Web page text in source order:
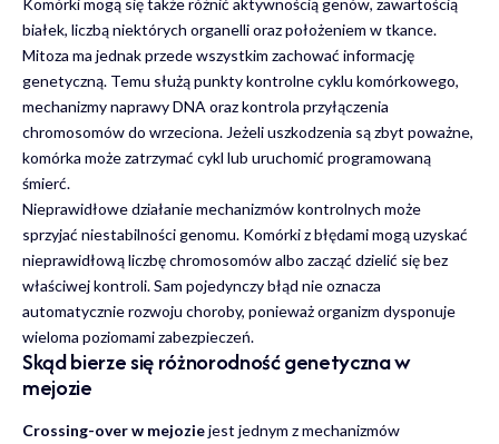
Komórki mogą się także różnić aktywnością genów, zawartością
białek, liczbą niektórych organelli oraz położeniem w tkance.
Mitoza ma jednak przede wszystkim zachować informację
genetyczną. Temu służą punkty kontrolne cyklu komórkowego,
mechanizmy naprawy DNA oraz kontrola przyłączenia
chromosomów do wrzeciona. Jeżeli uszkodzenia są zbyt poważne,
komórka może zatrzymać cykl lub uruchomić programowaną
śmierć.
Nieprawidłowe działanie mechanizmów kontrolnych może
sprzyjać niestabilności genomu. Komórki z błędami mogą uzyskać
nieprawidłową liczbę chromosomów albo zacząć dzielić się bez
właściwej kontroli. Sam pojedynczy błąd nie oznacza
automatycznie rozwoju choroby, ponieważ organizm dysponuje
wieloma poziomami zabezpieczeń.
Skąd bierze się różnorodność genetyczna w
mejozie
Crossing-over w mejoziejest jednym z mechanizmów